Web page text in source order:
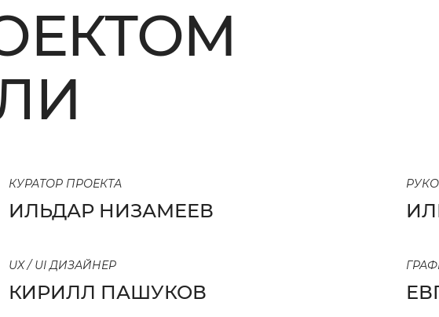
КУРАТОР ПРОЕКТА
ИЛЬДАР НИЗАМЕЕВ
UX / UI ДИЗАЙНЕР
КИРИЛЛ ПАШУКОВ